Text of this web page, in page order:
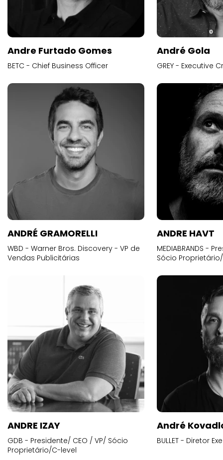
Andre Furtado Gomes
BETC - Chief Business Officer
André Gola
GREY - Executive
ANDRÉ GRAMORELLI
WBD - Warner Bros. Discovery - VP de
Vendas Publicitárias
ANDRE HAVT
MEDIABRANDS -
Sócio
ANDRE IZAY
GDB - Presidente/ CEO / VP/ Sócio
Proprietário/C-level
André
BULLET - Diretor